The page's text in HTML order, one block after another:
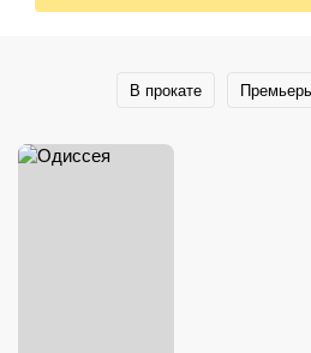
В прокате